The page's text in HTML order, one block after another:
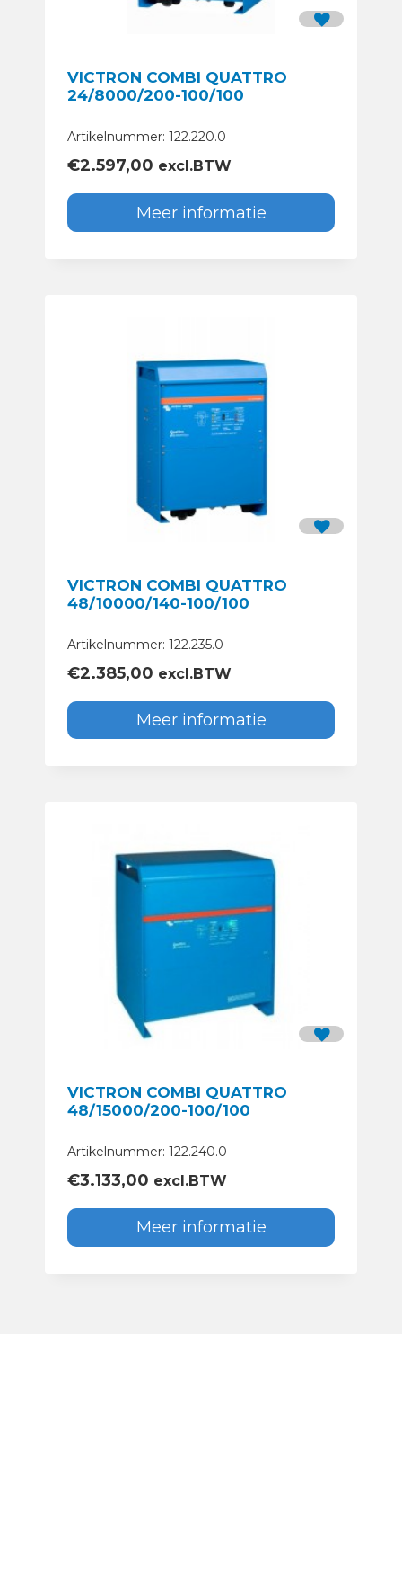
VICTRON COMBI QUATTRO
24/8000/200-100/100
Artikelnummer: 122.220.0
€2.597,00 excl.BTW
Meer informatie
VICTRON COMBI QUATTRO
48/10000/140-100/100
Artikelnummer: 122.235.0
€2.385,00 excl.BTW
Meer informatie
VICTRON COMBI QUATTRO
48/15000/200-100/100
Artikelnummer: 122.240.0
€3.133,00 excl.BTW
Meer informatie